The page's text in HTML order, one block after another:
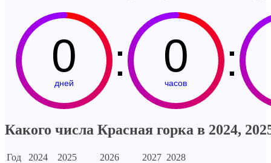
0
дней : 0
часов :
Какого числа Красная горка в 2024,
Год 2024 2025 2026 2027 2028